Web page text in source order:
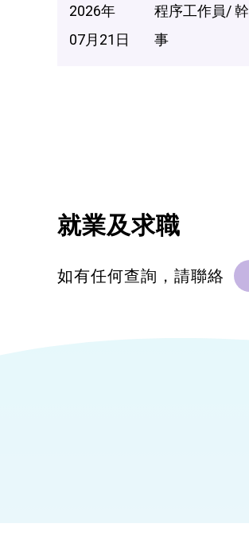
2026年
07月21日
程序工作員/ 幹
事
就業及求職
如有任何查詢，請聯絡